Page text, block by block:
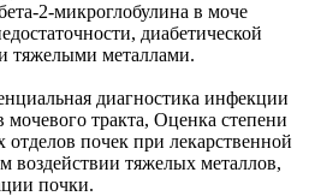
2-микроглобулина в моче
диабетической
тяжелыми металлами.
диагностика инфекции
тракта, Оценка степени
почек при лекарственной
воздействии тяжелых металлов,
почки.